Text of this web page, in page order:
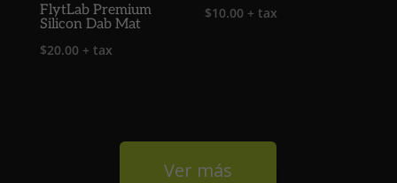
FlytLab Premium
Silicon Dab Mat
$20.00 + tax
$10.00 + tax
Ver más